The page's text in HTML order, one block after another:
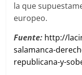
la que
europeo.
Fuente: http://
salamanca-
republicana-y-